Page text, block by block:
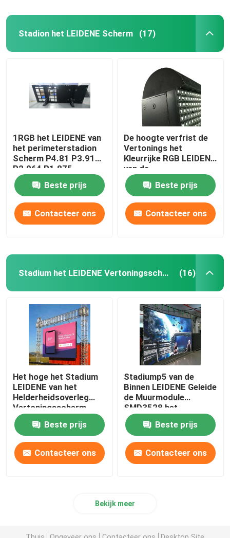
Stadion het LEIDENE Scherm (17)
1RGB het LEIDENE van
het perimeterstadion
Scherm P4.81 P3.91
P2.064 P1.875
4.81mm
Beste prijs
Contacteer ons
De hoogte verfrist de
Vertonings het
Kleurrijke RGB LEIDENE
van de
Stadionperimeter
Scherm FM6353
Beste prijs
Contacteer ons
Stadium het LEIDENE Vertoningsscherm (16)
Het hoge het Stadium
LEIDENE van het
Helderheidsoverleg
Vertoningsscherm
P4.81 P3.91 3.91mm
Beste prijs
Contacteer ons
Stadiump5 van de
Binnen LEIDENE Geleide
de Muurmodule
SMD3528 het
Schermhuur Overleg
Beste prijs
Contacteer ons
Bekijk meer